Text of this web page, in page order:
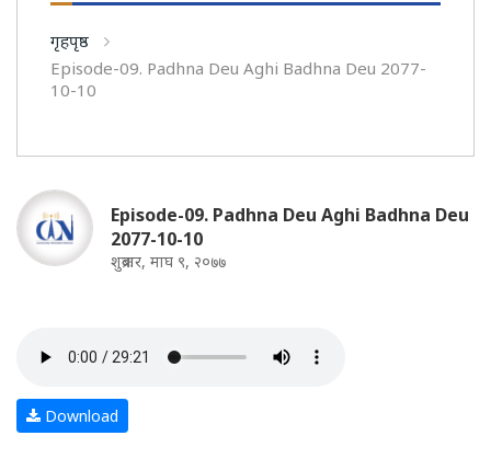
गृहपृष्ठ
Episode-09. Padhna Deu Aghi Badhna Deu 2077-
10-10
Episode-09. Padhna Deu Aghi Badhna Deu
2077-10-10
शुक्रबार, माघ ९, २०७७
Download